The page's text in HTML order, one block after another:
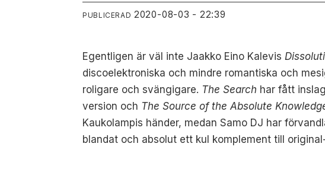
PUBLICERAD 2020-08-03 - 22:39
Egentligen är väl inte Jaakko Eino Kalevis
discoelektroniska och mindre romantiska och
roligare och svängigare. The Search har fått
version och The Source of the Absolute
Kaukolampis händer, medan Samo DJ har
blandat och absolut ett kul komplement till